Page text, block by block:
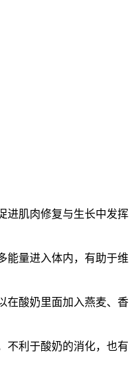
进肌肉修复与生长中发挥
能量进入体内，有助于维
在酸奶里面加入燕麦、香
不利于酸奶的消化，也有